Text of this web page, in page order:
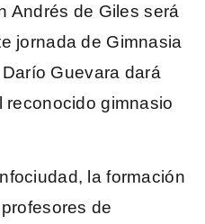
Andrés de Giles será
jornada de Gimnasia
Guevara dará
gimnasio
la formación
de